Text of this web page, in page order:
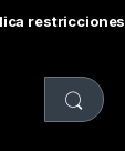
restricciones